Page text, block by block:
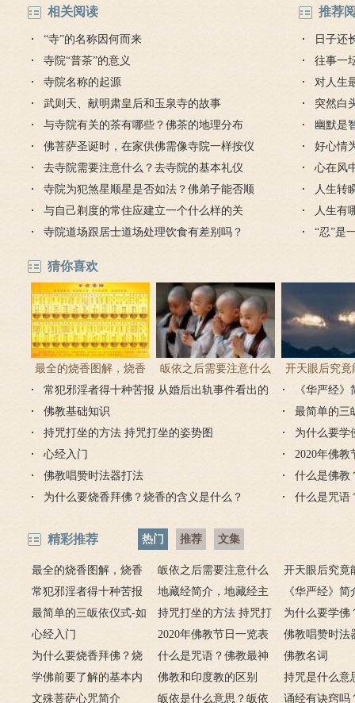
相关阅读
“寺”的名称因何而来
寺院“普茶”的意义
寺院名称的起源
武则天、献明肃皇后和玉泉寺的故事
与寺院有关的茶有哪些？佛茶的地理分布
佛菩萨圣诞时，在家供佛需像寺院一样按仪
轨做吗？
去寺院需要注意什么？去寺院的基本礼仪
寺院为犯煞星顺星是否如法？佛弟子能否顺
星？
与自己剃度的常住应建立一个什么样的关
系？
寺院道场跟居士道场处理饮食有差别吗？
推荐
日子还
往事一
对人生
突然白
幽默是
好心情
心在风
人生转
人生有
“忍”是
猜你喜欢
最全的烧香图解，烧香
有何含义与讲究？
皈依之后需要注意什么
吗 皈依佛门后的注意事
开天眼后究竟
么？
常犯邪淫者得十种苦报 从婚后出轨事件看出的
因果报应
《华严经
佛教基础知识
最简单的三
持咒打坐的方法 持咒打坐的姿势图
为什么要学
心经入门
2020年佛教
佛教唱赞时法器打法
什么是佛教
为什么要烧香拜佛？烧香的含义是什么？
什么是咒语
精彩推荐 热门 推荐 文集
最全的烧香图解，烧香
有何含义与讲究？
皈依之后需要注意什么
吗 皈依佛门后的注意事
项
开天眼后究竟
么？
常犯邪淫者得十种苦报
从婚后出轨事件看出的因
果报应
地藏经简介，地藏经主
要讲什么？
《华严经》简
广佛华严经讲
最简单的三皈依仪式-如
何授三皈五戒居士仪轨
持咒打坐的方法 持咒打
坐的姿势图
为什么要学佛
用呢？
心经入门 2020年佛教节日一览表
佛教唱赞时法
为什么要烧香拜佛？烧
香的含义是什么？
什么是咒语？佛教最神
奇的九个咒语
佛教名词
学佛前要了解的基本内
容
佛教和印度教的区别
持咒是什么意
持咒？
文殊菩萨心咒简介
皈依是什么意思？皈依
诵经有诀窍吗